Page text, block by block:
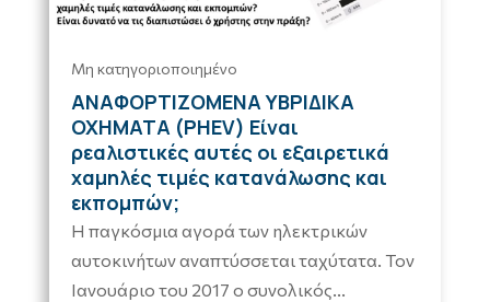
ΑΝΑΦΟΡΤΙΖΟΜΕΝΑ ΥΒΡΙΔΙΚΑ
ΟΧΗΜΑΤΑ (PHEV) Είναι
ρεαλιστικές αυτές οι εξαιρετικά
χαμηλές τιμές κατανάλωσης και
εκπομπών;
Μη κατηγοριοποιημένο
Η παγκόσμια αγορά των ηλεκτρικών
αυτοκινήτων αναπτύσσεται ταχύτατα. Τον
Ιανουάριο του 2017 ο συνολικός...